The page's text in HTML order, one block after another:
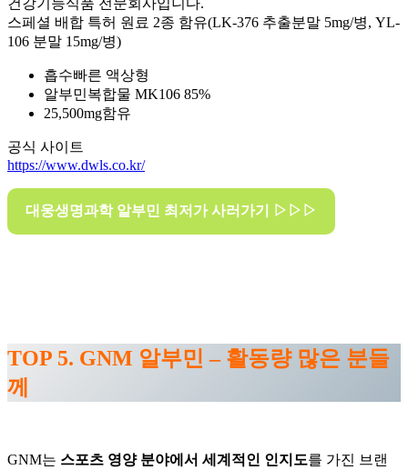
건강기능식품 전문회사입니다.
스페셜 배합 특허 원료 2종 함유(LK-376 추출분말 5mg/병, YL-
106 분말 15mg/병)
흡수빠른 액상형
알부민복합물 MK106 85%
25,500mg함유
공식 사이트
https://www.dwls.co.kr/
대웅생명과학 알부민 최저가 사러가기 ▷▷▷
TOP 5. GNM 알부민 – 활동량 많은 분들
께
GNM는 스포츠 영양 분야에서 세계적인 인지도를 가진 브랜